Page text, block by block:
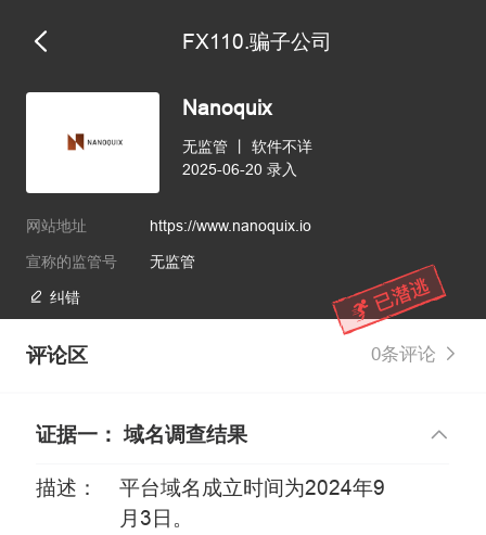
FX110.骗子公司
Nanoquix
无监管
软件不详
2025-06-20 录入
网站地址 https://www.nanoquix.io
宣称的监管号 无监管
纠错
评论区 0条评论
证据一： 域名调查结果
描述：
平台域名成立时间为2024年9
月3日。